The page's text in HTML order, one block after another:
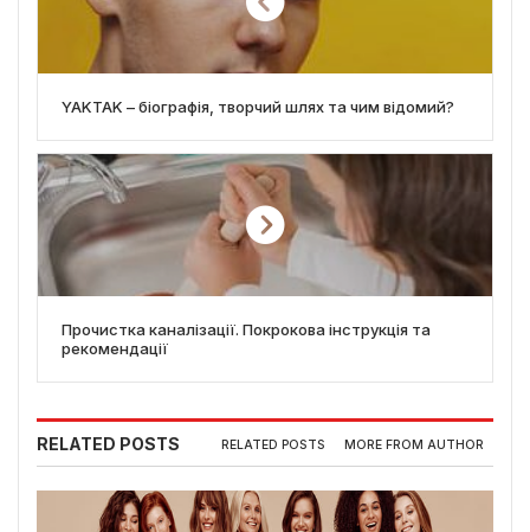
YAKTAK – біографія, творчий шлях та чим відомий?
Прочистка каналізації. Покрокова інструкція та
рекомендації
RELATED POSTS RELATED POSTS MORE FROM AUTHOR